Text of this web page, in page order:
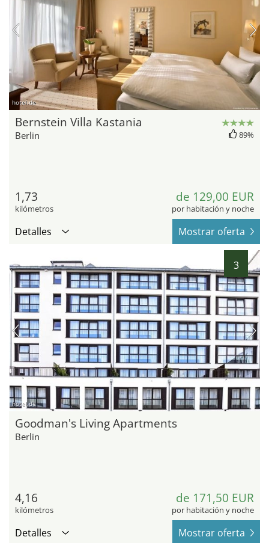
hotel.de
Bernstein Villa Kastania
Berlin 89%
1,73
kilómetros
de 129,00 EUR
por habitación y noche
Detalles Mostrar oferta
3
hotel.de
Goodman's Living Apartments
Berlin
4,16
kilómetros
de 171,50 EUR
por habitación y noche
Detalles Mostrar oferta